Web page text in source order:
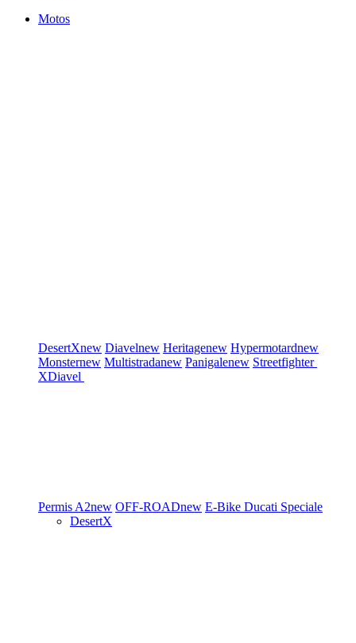
Motos
DesertXnew Diavelnew Heritagenew Hypermotardnew
Monsternew Multistradanew Panigalenew Streetfighter
XDiavel
Permis A2new OFF-ROADnew E-Bike Ducati Speciale
DesertX